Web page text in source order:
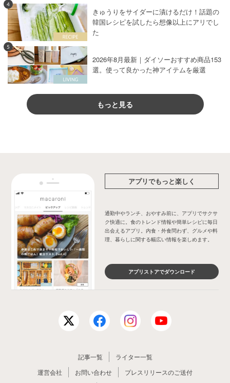
4
きゅうりをサイダーに漬けるだけ！話題の
韓国レシピを試したら想像以上にアリでし
た
5
2026年8月最新｜ダイソーおすすめ商品153
選。使って良かった神アイテムを厳選
もっと見る
アプリでもっと楽しく
通勤中やランチ、おやすみ前に、アプリでサクサ
ク快適に。食のトレンド情報や簡単レシピに毎日
出会えるアプリ。内食・外食問わず、グルメや料
理、暮らしに関する幅広い情報を楽しめます。
アプリストアでダウンロード
記事一覧
ライター一覧
運営会社
お問い合わせ プレスリリースのご送付